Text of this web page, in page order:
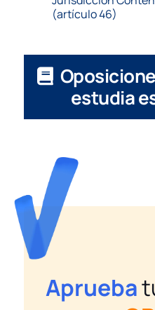
(artículo 46)
estudia
Aprueba